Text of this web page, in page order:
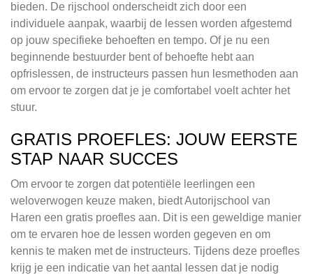
bieden. De rijschool onderscheidt zich door een
individuele aanpak, waarbij de lessen worden afgestemd
op jouw specifieke behoeften en tempo. Of je nu een
beginnende bestuurder bent of behoefte hebt aan
opfrislessen, de instructeurs passen hun lesmethoden aan
om ervoor te zorgen dat je je comfortabel voelt achter het
stuur.
GRATIS PROEFLES: JOUW EERSTE
STAP NAAR SUCCES
Om ervoor te zorgen dat potentiële leerlingen een
weloverwogen keuze maken, biedt Autorijschool van
Haren een gratis proefles aan. Dit is een geweldige manier
om te ervaren hoe de lessen worden gegeven en om
kennis te maken met de instructeurs. Tijdens deze proefles
krijg je een indicatie van het aantal lessen dat je nodig